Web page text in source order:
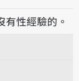
sik--ê
有性經驗的。